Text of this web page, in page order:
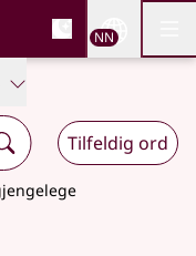
og
NN
Tilfeldig ord